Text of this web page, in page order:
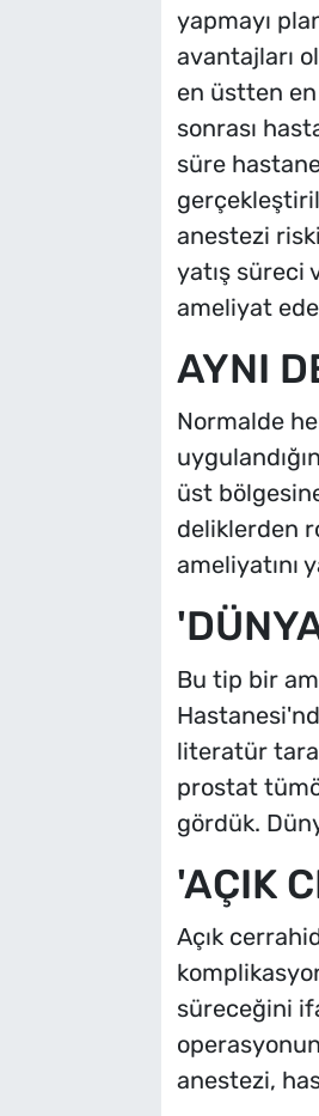
yapmayı
avantajları
en üstten
sonrası
süre
anestezi
yatış süreci
ameliyat
AYNI
Normalde
üst
deliklerden
ameliyatını
Bu tip bir
literatür
prostat
gördük.
'AÇIK
Açık
süreceğini
anestezi,